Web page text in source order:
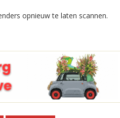
opnieuw te laten scannen.